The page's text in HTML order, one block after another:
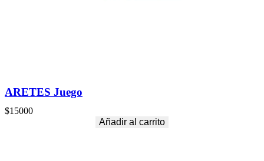
ARETES Juego
$15000
Añadir al carrito